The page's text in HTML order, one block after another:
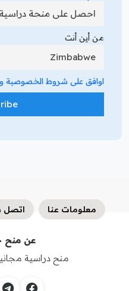
من أين أنت
اوافق على شروط الخصوصية
معلومات عنا اتصل
عن منح
منح دراسية